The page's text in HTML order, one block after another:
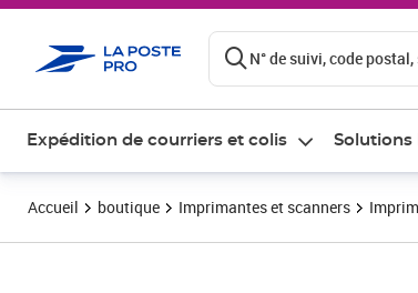
N° de suivi, code
Expédition de courriers et colis Solutions
Accueil boutique Imprimantes et scanners